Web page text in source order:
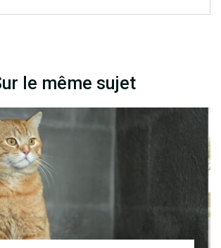
le même sujet